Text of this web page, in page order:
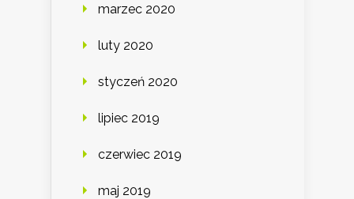
marzec 2020
luty 2020
styczeń 2020
lipiec 2019
czerwiec 2019
maj 2019